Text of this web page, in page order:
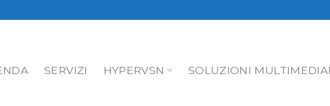
SERVIZI HYPERVSN SOLUZIONI